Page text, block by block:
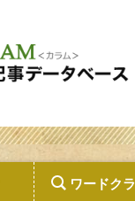
ワードク